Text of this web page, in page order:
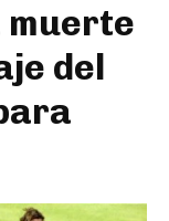
muerte
del